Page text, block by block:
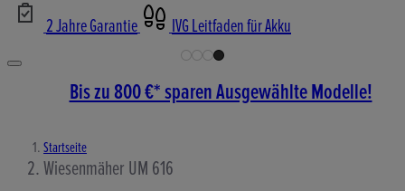
2 Jahre Garantie
IVG Leitfaden für Akku
Bis zu 800 €* sparen Ausgewählte Modelle!
Startseite
Wiesenmäher UM 616